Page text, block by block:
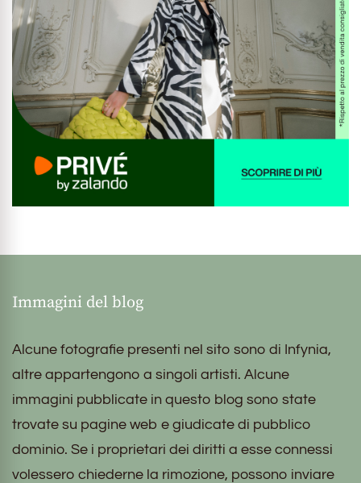
Immagini del blog
Alcune fotografie presenti nel sito sono di Infynia,
altre appartengono a singoli artisti. Alcune
immagini pubblicate in questo blog sono state
trovate su pagine web e giudicate di pubblico
dominio. Se i proprietari dei diritti a esse connessi
volessero chiederne la rimozione, possono inviare